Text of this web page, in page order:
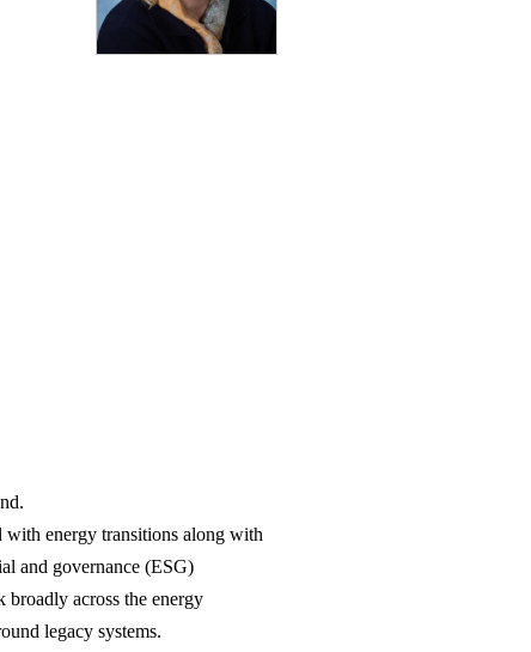
with energy transitions along with
and governance (ESG)
across the energy
legacy systems.